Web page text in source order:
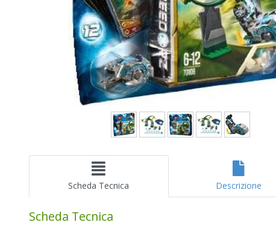
Scheda Tecnica Descrizione
Scheda Tecnica